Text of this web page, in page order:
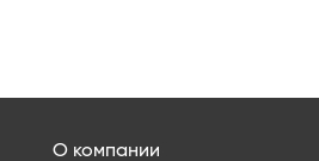
О компании